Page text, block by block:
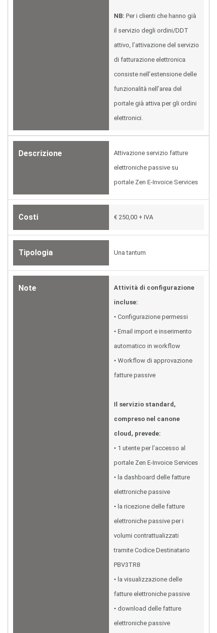
NB: Per i clienti che hanno già
il servizio degli ordini/DDT
attivo, l’attivazione del servizio
di fatturazione elettronica
consiste nell’estensione delle
funzionalità nell’area del
portale già attiva per gli ordini
elettronici.
Descrizione
Attivazione servizio fatture
elettroniche passive su
portale Zen E-Invoice Services
Costi € 250,00 + IVA
Tipologia Una tantum
Note
Attività di configurazione
incluse:
• Configurazione permessi
• Email import e inserimento
automatico in workflow
• Workflow di approvazione
fatture passive
Il servizio standard,
compreso nel canone
cloud, prevede:
• 1 utente per l’accesso al
portale Zen E-Invoice Services
• la dashboard delle fatture
elettroniche passive
• la ricezione delle fatture
elettroniche passive per i
volumi contrattualizzati
tramite Codice Destinatario
PBV3TR8
• la visualizzazione delle
fatture elettroniche passive
• download delle fatture
elettroniche passive